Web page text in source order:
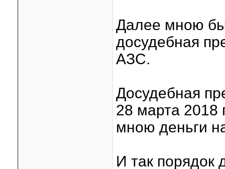
Далее мною
досудебная
АЗС.
Досудебная
28 марта 2018
мною деньги
И так порядок